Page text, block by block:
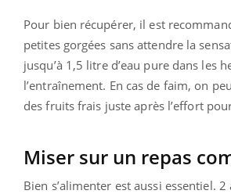
Pour bien récupérer, il est
petites gorgées sans attendre la
jusqu’à 1,5 litre d’eau pure dans les
l’entraînement. En cas de faim, on
des fruits frais juste après l’effort
Miser sur un repas
Bien s’alimenter est aussi essentiel.